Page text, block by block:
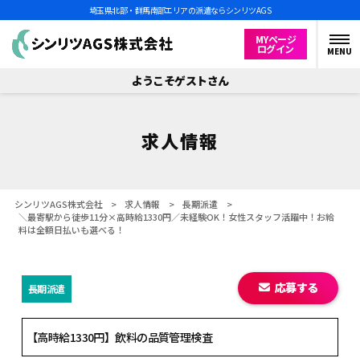
埼玉県北部・群馬南部エリアの派遣ならシンリツAGS
MYページ
ログイン MENU
ようこそゲストさん
求人情報
シンリツAGS株式会社 > 求人情報 > 長期派遣>
＼最寄駅から徒歩11分×高時給1330円／未経験OK！女性スタッフ活躍中！お給
料は全額日払いも選べる！
【高時給1330円】飲料の品質管理検査
長期派遣 応募する